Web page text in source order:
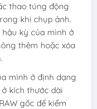
thao túng động
khi chụp ảnh.
kỳ của mình ở
thêm hoặc xóa
mình ở định dạng
ở kích thước dài
gốc để kiểm